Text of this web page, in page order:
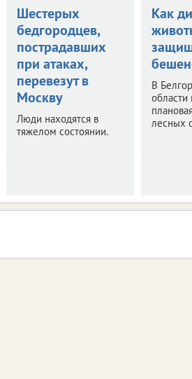
Шестерых
бедгородцев,
пострадавших
при атаках,
перевезут в
Москву
Люди находятся в
тяжелом состоянии.
Как
В
лесных